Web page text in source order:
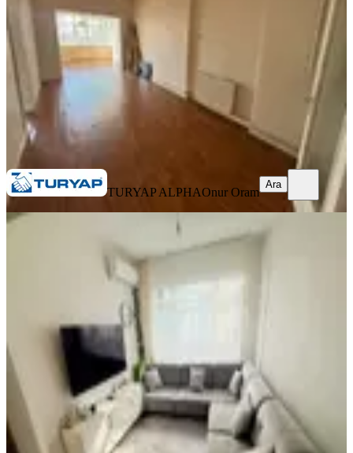
3+1·
45.000 ₺
TURYAP ALPHAOnur Oram
Ara
TURYAP ALPHAOnur Oram
Ara
YENİ
Haseki Tramway Durağına 1 Dakika
Yürüme Mesafesinde 2+1 Daire
Fatih, Molla Gürani Mahallesi
80 m²
35.000 ₺
Barış Emlakdoğukan kurt
Ara